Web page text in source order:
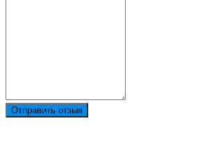
Отправить отзыв